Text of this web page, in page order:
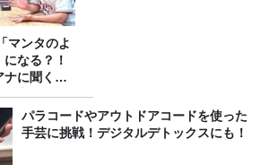
マンタのよ
なる？！
ナに聞くメ
魅力！！
パラコードやアウトドアコードを使った
手芸に挑戦！デジタルデトックスにも！